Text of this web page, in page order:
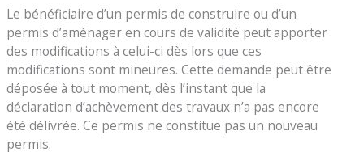
Le bénéficiaire d’un permis de construire ou d’un
permis d’aménager en cours de validité peut apporter
des modifications à celui-ci dès lors que ces
modifications sont mineures. Cette demande peut être
déposée à tout moment, dès l’instant que la
déclaration d’achèvement des travaux n’a pas encore
été délivrée. Ce permis ne constitue pas un nouveau
permis.